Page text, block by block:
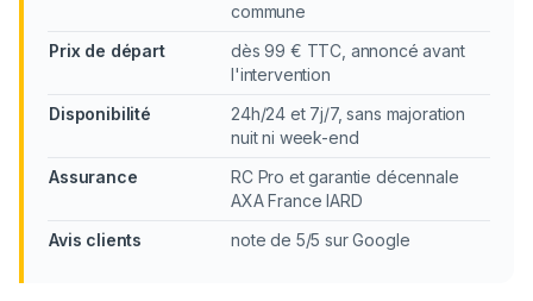
commune
Prix de départ
dès 99 € TTC, annoncé avant
l'intervention
Disponibilité
24h/24 et 7j/7, sans majoration
nuit ni week-end
Assurance
RC Pro et garantie décennale
AXA France IARD
Avis clients
note de 5/5 sur Google